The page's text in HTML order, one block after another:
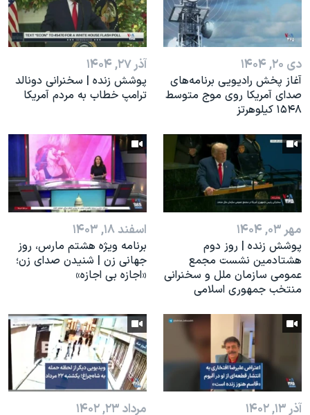
نرگس محمدی برنده جایزه نوبل صلح
صفحه‌های ویژه
سفر پرزیدنت ترامپ به چین
دی ۲۰, ۱۴۰۴
آغاز پخش رادیویی برنامه‌های
صدای آمریکا روی موج متوسط
۱۵۴۸ کیلوهرتز
آذر ۲۷, ۱۴۰۴
پوشش زنده | سخنرانی دونالد
ترامپ خطاب به مردم آمریکا
مهر ۰۳, ۱۴۰۴
پوشش زنده | روز دوم
هشتادمین نشست مجمع
عمومی سازمان ملل و سخنرانی
منتخب جمهوری اسلامی
اسفند ۱۸, ۱۴۰۳
برنامه ویژه هشتم مارس، روز
جهانی زن | شنیدن صدای زن؛
«اجازه بی اجازه»
آذر ۱۳, ۱۴۰۲ مرداد ۲۳, ۱۴۰۲